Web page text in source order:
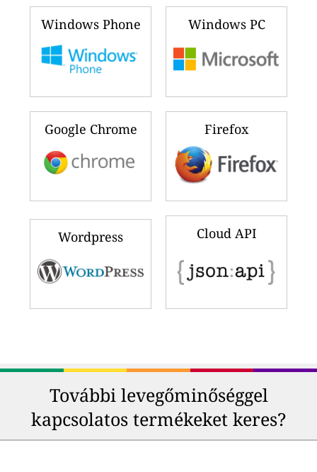
Windows Phone Windows PC
Google Chrome Firefox
Wordpress Cloud API
További levegőminőséggel
kapcsolatos termékeket keres?